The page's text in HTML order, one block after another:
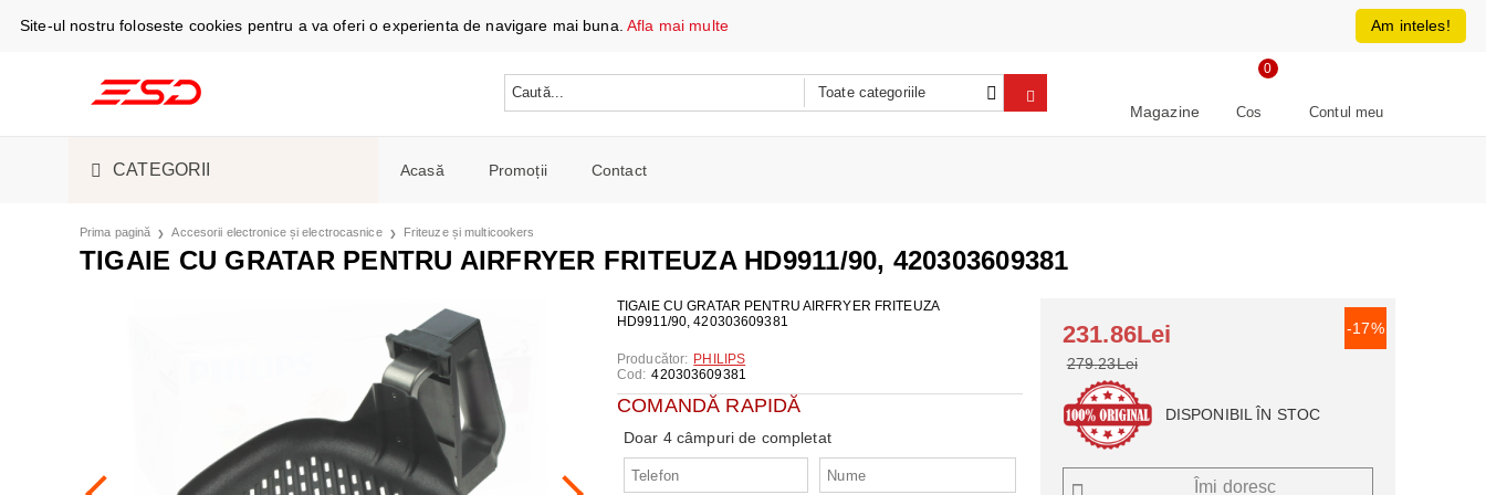
RON
Magazine Cos
0
Contul meu
CATEGORII
TELEFOANE ȘI TABLETE CABLURI DE DATE ȘI ÎNCĂRCARE
ÎNCĂRCĂTOARE
HUSE, CAPACE TELEFOANE ȘI TABLETE
ACUMULATORI PORTABILI
ÎNCĂRCARE WIRELESS
CĂȘTI
ASPIRATOARE
ESPRESSOARE ȘI CAFETIERE
ÎNGRIJIRE PERSONALĂ
FRIGIDERE SI COMBINE FRIGORIFICE
Espressoare
Masini de spalat si Uscatoare
Camere foto și video
Aer condiționat
Frigidere și combine
frigorifice
Stații și mașini de călcat
Cuptoare cu microunde
LICHIDARE STOC
SUVENIRURI
Acasă Promoții Contact
Prima pagină Accesorii electronice și electrocasnice Friteuze și multicookers
TIGAIE CU GRATAR PENTRU AIRFRYER FRITEUZA HD9911/90, 420303609381
TIGAIE CU GRATAR PENTRU AIRFRYER FRITEUZA
HD9911/90, 420303609381
Producător: PHILIPS
Cod: 420303609381
COMANDĂ RAPIDĂ
Doar 4 câmpuri de completat
-17%
231.86Lei
279.23Lei
DISPONIBIL ÎN STOC
Îmi doresc
Am inteles!
Site-ul nostru foloseste cookies pentru a va oferi o experienta de navigare mai buna.Afla mai multe